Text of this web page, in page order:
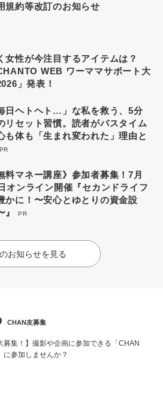
規約等改訂のお知らせ
女性が今注目するアイテムは？
WEB ワーママサポート大
」発表！
日ヘトヘト…」な私を救う、5分
リセット習慣。読者がバスタイム
も体も「生まれ変われた」理由と
PR
料マネー講座》参加者募集！7月
オンライン開催『セカンドライフ
かに！〜安心とゆとりの資金設
』
PR
お知らせを見る
CHAN友募集
募集！】撮影や企画に参加できる「CHAN
に参加しませんか？